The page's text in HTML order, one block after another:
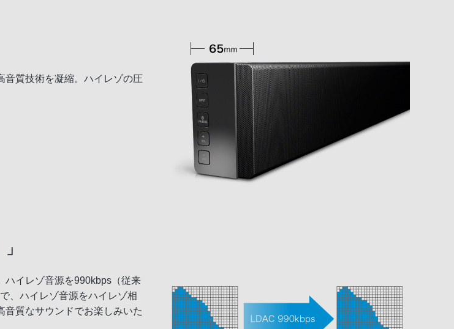
音質技術を凝縮。ハイレゾの圧
ハイレゾ音源を990kbps（従来
、ハイレゾ音源をハイレゾ相
質なサウンドでお楽しみいた